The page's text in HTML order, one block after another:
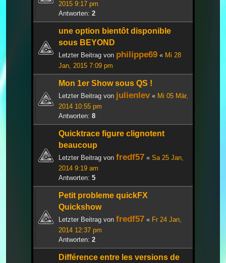
2015 9:17 pm
Antworten: 2
une option bientôt disponible
sous BEYOND
Letzter Beitrag von philippe69 « Mi 28
Jan, 2015 7:09 pm
Mon 1er Show sous QS !
Letzter Beitrag von julienlev« Mi 05 Mär,
2014 10:55 pm
Antworten: 8
Quicktrace figure clignotent
beaucoup
Letzter Beitrag von fredf57 « Sa 25 Jan,
2014 9:19 am
Antworten: 5
Petit probleme quickFX
Quickshow
Letzter Beitrag von fredf57 « Fr 24 Jan,
2014 12:37 pm
Antworten: 2
Différence entre les versions de